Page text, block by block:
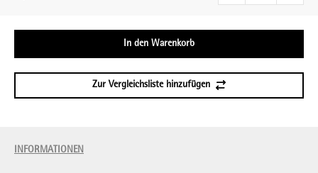
In den Warenkorb
Zur Vergleichsliste hinzufügen
INFORMATIONEN